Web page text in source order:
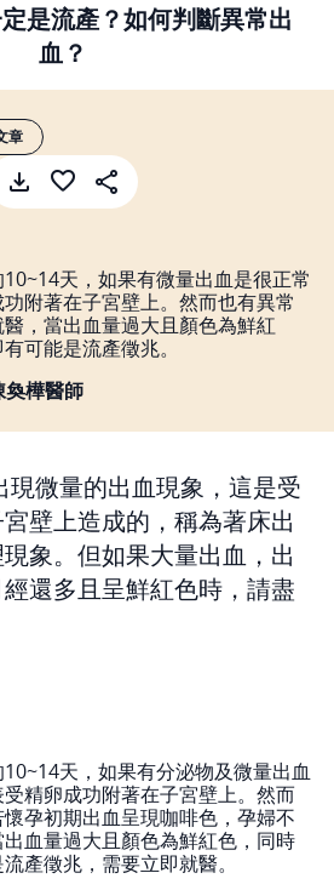
是流產？如何判斷異常出
血？
章
天，如果有微量出血是很正常
附著在子宮壁上。然而也有異常
，當出血量過大且顏色為鮮紅
可能是流產徵兆。
樺醫師
現微量的出血現象，這是受
壁上造成的，稱為著床出
象。但如果大量出血，出
還多且呈鮮紅色時，請盡
天，如果有分泌物及微量出血
精卵成功附著在子宮壁上。然而
孕初期出血呈現咖啡色，孕婦不
血量過大且顏色為鮮紅色，同時
產徵兆，需要立即就醫。